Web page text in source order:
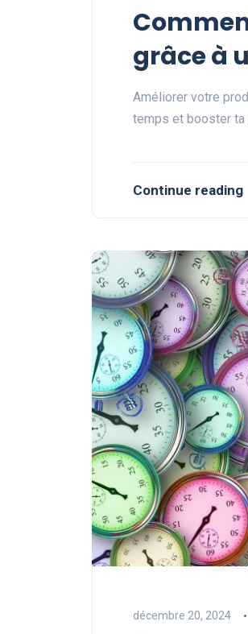
grâce à
Améliorer votre
temps et booster ta
Continue reading
décembre 20, 2024